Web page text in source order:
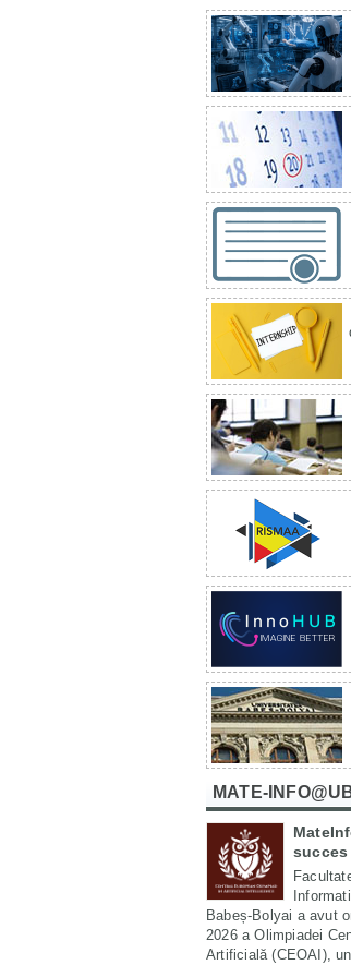
MATE-
succes
Babeș-Bolyai a avut
2026 a Olimpiadei
Artificială (CEOAI), un